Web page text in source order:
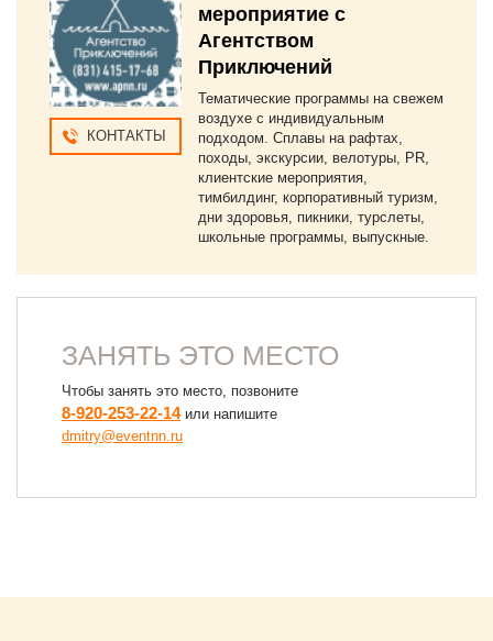
КОНТАКТЫ
мероприятие с
Агентством
Приключений
Тематические программы на свежем
воздухе с индивидуальным
подходом. Сплавы на рафтах,
походы, экскурсии, велотуры, PR,
клиентские мероприятия,
тимбилдинг, корпоративный туризм,
дни здоровья, пикники, турслеты,
школьные программы, выпускные.
ЗАНЯТЬ ЭТО МЕСТО
Чтобы занять это место, позвоните
8-920-253-22-14или напишите
dmitry@eventnn.ru